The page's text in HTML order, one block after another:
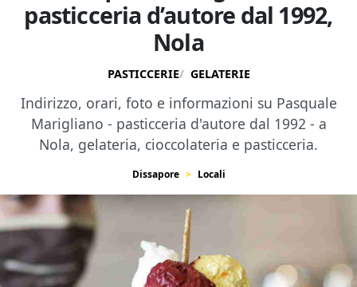
pasticceria d’autore dal 1992,
Nola
PASTICCERIE GELATERIE
Indirizzo, orari, foto e informazioni su Pasquale
Marigliano - pasticceria d'autore dal 1992 - a
Nola, gelateria, cioccolateria e pasticceria.
Dissapore Locali